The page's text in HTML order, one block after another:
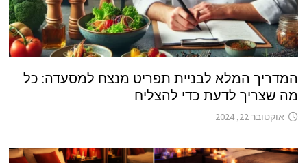
המדריך המלא לבניית תפריט מנצח למסעדה: כל
מה שצריך לדעת כדי להצליח
אוקטובר 22, 2024